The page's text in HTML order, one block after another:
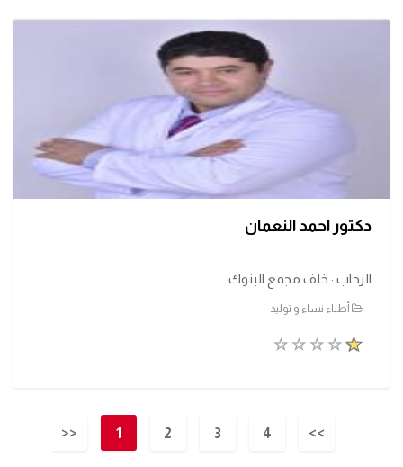
دكتور احمد النعمان
الرحاب : خلف مجمع البنوك
أطباء نساء و توليد
<< 2 3 4 >>